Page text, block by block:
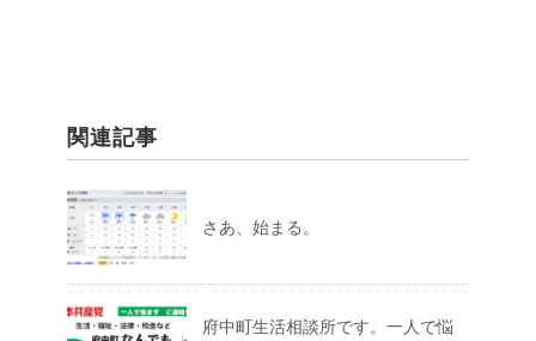
関連記事
さあ、始まる。
府中町生活相談所です。一人で悩